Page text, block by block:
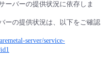
ーバーの提供状況に依存しま
ーの提供状況は、以下をご確認
server/service-